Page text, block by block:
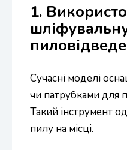
1.
Сучасні моделі
чи патрубками для
Такий інструмент
пилу на місці.